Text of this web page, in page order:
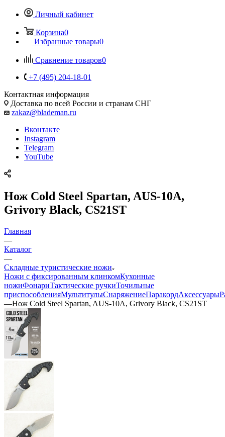
Личный кабинет
Корзина0
Избранные товары0
Сравнение товаров0
+7 (495) 204-18-01
Контактная информация
Доставка по всей России и странам СНГ
zakaz@blademan.ru
Вконтакте
Instagram
Telegram
YouTube
Нож Cold Steel Spartan, AUS-10A,
Grivory Black, CS21ST
Главная
—
Каталог
—
Складные туристические ножи
Ножи с фиксированным клинкомКухонные
ножиФонариТактические ручкиТочильные
приспособленияМультитулыСнаряжениеПаракордАксессуары
—Нож Cold Steel Spartan, AUS-10A, Grivory Black, CS21ST